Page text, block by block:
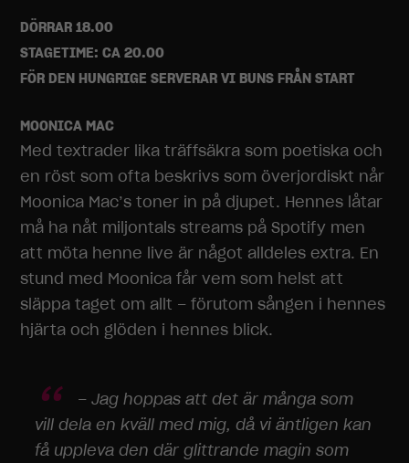
DÖRRAR 18.00
STAGETIME: CA 20.00
FÖR DEN HUNGRIGE SERVERAR VI BUNS FRÅN START
MOONICA MAC
Med textrader lika träffsäkra som poetiska och
en röst som ofta beskrivs som överjordiskt når
Moonica Mac’s toner in på djupet. Hennes låtar
må ha nåt miljontals streams på Spotify men
att möta henne live är något alldeles extra. En
stund med Moonica får vem som helst att
släppa taget om allt – förutom sången i hennes
hjärta och glöden i hennes blick.
– Jag hoppas att det är många som
vill dela en kväll med mig, då vi äntligen kan
få uppleva den där glittrande magin som